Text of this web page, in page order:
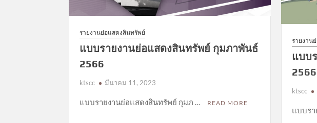
รายงานย่อแสดงสินทรัพย์
แบบรายงานย่อแสดงสินทรัพย์ กุมภาพันธ์
2566
ktscc มีนาคม 11, 2023
แบบรายงานย่อแสดงสินทรัพย์ กุมภ … READ MORE
รายงาน
แบบ
2566
ktscc
แบบรา